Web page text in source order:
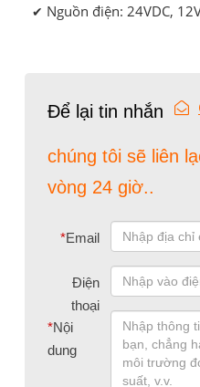
✔ Nguồn điện: 24VDC,
Để lại tin nhắn
chúng tôi sẽ liên
vòng 24 giờ..
*Email
Điện
thoại
*Nội
dung